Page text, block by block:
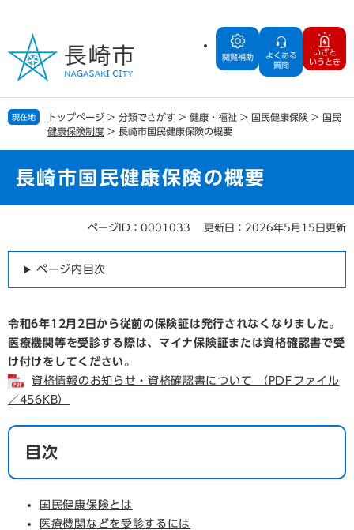
の
で
す
ー
ば
し
閲覧補助
よくある
質問
いざと
いうとき
現在地 トップページ > 分類でさがす > 健康・福祉 > 国民健康保険 > 国民
健康保険制度 > 長崎市国民健康保険の概要
長崎市国民健康保険の概要
ページID：0001033 更新日：2026年5月15日更新
ページ内目次
令和6年12月2日から従前の保険証は発行されなくなりました。
医療機関等を受診する際は、マイナ保険証または資格確認書で受
け付けをしてください。
資格情報のお知らせ・資格確認書について （PDFファイル
／456KB）
目次
国民健康保険とは
医療機関などを受診するには